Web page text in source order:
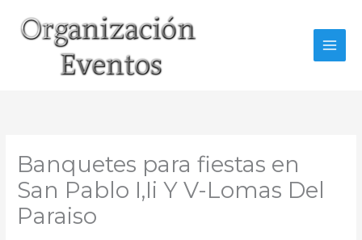
contenido
Banquetes para fiestas en
San Pablo I,Ii Y V-Lomas Del
Paraiso